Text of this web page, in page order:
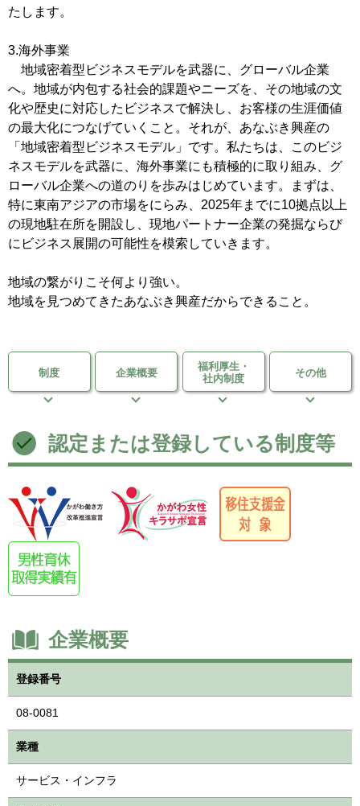
たします。
3.海外事業
地域密着型ビジネスモデルを武器に、グローバル企業
へ。地域が内包する社会的課題やニーズを、その地域の文
化や歴史に対応したビジネスで解決し、お客様の生涯価値
の最大化につなげていくこと。それが、あなぶき興産の
「地域密着型ビジネスモデル」です。私たちは、このビジ
ネスモデルを武器に、海外事業にも積極的に取り組み、グ
ローバル企業への道のりを歩みはじめています。まずは、
特に東南アジアの市場をにらみ、2025年までに10拠点以上
の現地駐在所を開設し、現地パートナー企業の発掘ならび
にビジネス展開の可能性を模索していきます。
地域の繋がりこそ何より強い。
地域を見つめてきたあなぶき興産だからできること。
制度 企業概要
福利厚生・
社内制度
その他
認定または登録している制度等
企業概要
登録番号
08-0081
業種
サービス・インフラ